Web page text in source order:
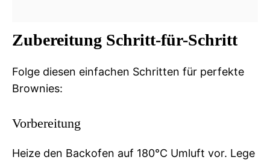
Zubereitung Schritt-für-Schritt
Folge diesen einfachen Schritten für perfekte
Brownies:
Vorbereitung
Heize den Backofen auf 180°C Umluft vor. Lege